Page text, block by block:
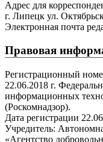
Адрес для
г. Липецк ул.
Электронная почта
Правовая
Регистрационный
22.06.2018 г.
информационных
(Роскомнадзор).
Дата регистрации
Учредитель:
«Агентство